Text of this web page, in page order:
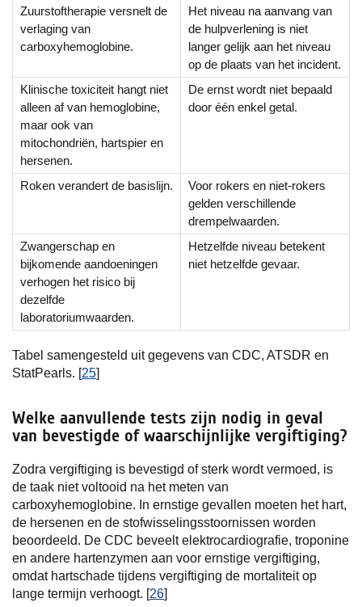
Zuurstoftherapie versnelt de
verlaging van
carboxyhemoglobine.
Het niveau na aanvang van
de hulpverlening is niet
langer gelijk aan het niveau
op de plaats van het incident.
Klinische toxiciteit hangt niet
alleen af van hemoglobine,
maar ook van
mitochondriën, hartspier en
hersenen.
De ernst wordt niet bepaald
door één enkel getal.
Roken verandert de basislijn.
Voor rokers en niet-rokers
gelden verschillende
drempelwaarden.
Zwangerschap en
bijkomende aandoeningen
verhogen het risico bij
dezelfde
laboratoriumwaarden.
Hetzelfde niveau betekent
niet hetzelfde gevaar.
Tabel samengesteld uit gegevens van CDC, ATSDR en
StatPearls. [25]
Welke aanvullende tests zijn nodig in geval
van bevestigde of waarschijnlijke vergiftiging?
Zodra vergiftiging is bevestigd of sterk wordt vermoed, is
de taak niet voltooid na het meten van
carboxyhemoglobine. In ernstige gevallen moeten het hart,
de hersenen en de stofwisselingsstoornissen worden
beoordeeld. De CDC beveelt elektrocardiografie, troponine
en andere hartenzymen aan voor ernstige vergiftiging,
omdat hartschade tijdens vergiftiging de mortaliteit op
lange termijn verhoogt. [26]